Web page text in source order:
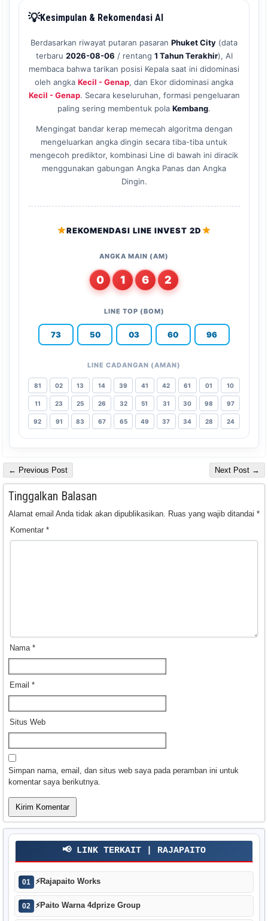
💡Kesimpulan & Rekomendasi AI
Berdasarkan riwayat putaran pasaran Phuket City (data
terbaru 2026-08-06 / rentang 1 Tahun Terakhir), AI
membaca bahwa tarikan posisi Kepala saat ini didominasi
oleh angka Kecil - Genap, dan Ekor didominasi angka
Kecil - Genap. Secara keseluruhan, formasi pengeluaran
paling sering membentuk pola Kembang.
Mengingat bandar kerap memecah algoritma dengan
mengeluarkan angka dingin secara tiba-tiba untuk
mengecoh prediktor, kombinasi Line di bawah ini diracik
menggunakan gabungan Angka Panas dan Angka
Dingin.
REKOMENDASI LINE INVEST 2D
ANGKA MAIN (AM)
0 1 6 2
LINE TOP (BOM)
73 50 03 60 96
LINE CADANGAN (AMAN)
81 02 13 14 39 41 42 61 01 10
11 23 25 26 32 51 31 30 98 97
92 91 83 67 65 49 37 34 28 24
← Previous Post Next Post →
Tinggalkan Balasan
Alamat email Anda tidak akan dipublikasikan. Ruas yang wajib ditandai *
Komentar *
Nama *
Email *
Situs Web
Simpan nama, email, dan situs web saya pada peramban ini untuk
komentar saya berikutnya.
📢 LINK TERKAIT | RAJAPAITO
01 ⚡Rajapaito Works
02 ⚡Paito Warna 4dprize Group